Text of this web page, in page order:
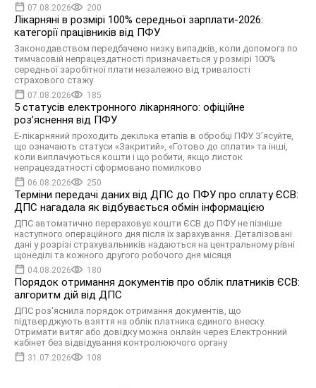
07.08.2026 200
Лікарняні в розмірі 100% середньої зарплати-2026:
категорії працівників від ПФУ
Законодавством передбачено низку випадків, коли допомога по
тимчасовій непрацездатності призначається у розмірі 100%
середньої заробітної плати незалежно від тривалості
страхового стажу
07.08.2026 185
5 статусів електронного лікарняного: офіційне
роз’яснення від ПФУ
Е-лікарняний проходить декілька етапів в обробці ПФУ. З’ясуйте,
що означають статуси «Закритий», «Готово до сплати» та інші,
коли виплачуються кошти і що робити, якщо листок
непрацездатності сформовано помилково
06.08.2026 250
Терміни передачі даних від ДПС до ПФУ про сплату ЄСВ:
ДПС нагадала як відбувається обмін інформацією
ДПС автоматично перераховує кошти ЄСВ до ПФУ не пізніше
наступного операційного дня після їх зарахування. Деталізовані
дані у розрізі страхувальників надаються на центральному рівні
щонеділі та кожного другого робочого дня місяця
04.08.2026 180
Порядок отримання документів про облік платників ЄСВ:
алгоритм дій від ДПС
ДПС роз'яснила порядок отримання документів, що
підтверджують взяття на облік платника єдиного внеску.
Отримати витяг або довідку можна онлайн через Електронний
кабінет без відвідування контролюючого органу
31.07.2026 108